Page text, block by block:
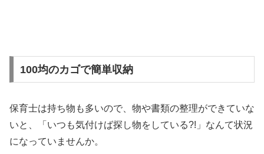
100均のカゴで簡単収納
保育士は持ち物も多いので、物や書類の整理ができていな
いと、「いつも気付けば探し物をしている?!」なんて状況
になっていませんか。